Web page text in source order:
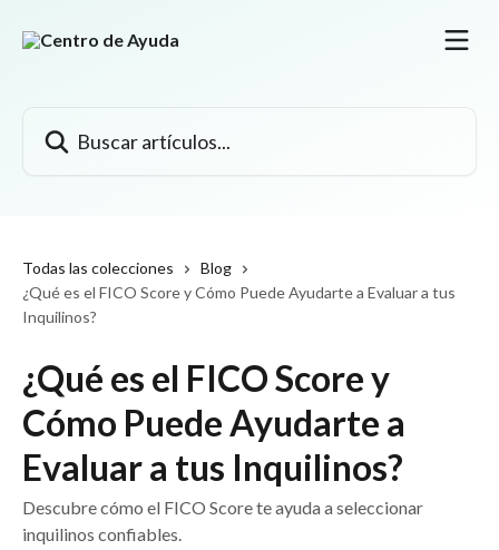
Todas las colecciones
Blog
¿Qué es el FICO Score y Cómo Puede Ayudarte a Evaluar a tus
Inquilinos?
¿Qué es el FICO Score y
Cómo Puede Ayudarte a
Evaluar a tus Inquilinos?
Descubre cómo el FICO Score te ayuda a seleccionar
inquilinos confiables.